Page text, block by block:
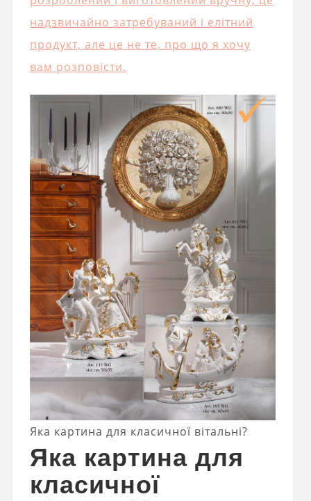
надзвичайно затребуваний і елітний
продукт, але це не те, про що я хочу
вам розповісти.
Яка картина для класичної вітальні?
Яка картина для
класичної